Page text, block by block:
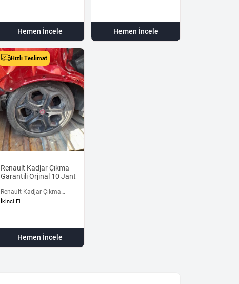
Hemen İncele Hemen İncele
Hızlı Teslimat
Renault Kadjar Çıkma
Garantili Orjinal 10 Jant
Renault Kadjar Çıkma
Garantili Orjinal 10 Jant
İkinci El
Hemen İncele